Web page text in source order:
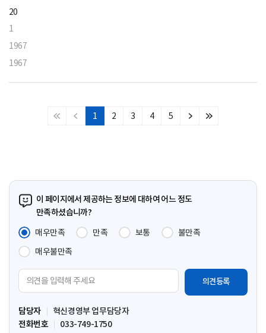
20
1
1967
1967
처
이
1 2 3 4 5
다
마
이 페이지에서 제공하는 정보에 대하여 어느 정도
만족하셨습니까?
매우만족
만족 보통
불만족
매우불만족
견
입
력
담당자
혁신경영부 업무담당자
전화번호
033-749-1750